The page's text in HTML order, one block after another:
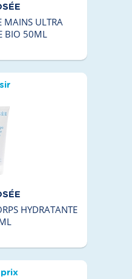
MAINS ULTRA
BIO 50ML
HYDRATANTE